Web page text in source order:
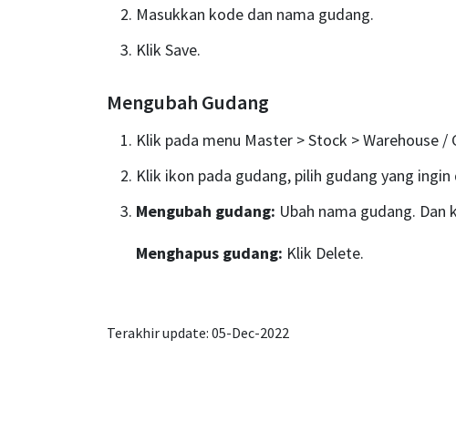
Masukkan kode dan nama gudang.
Klik Save.
Mengubah Gudang
Klik pada menu Master > Stock > Warehouse /
Klik ikon pada gudang, pilih gudang yang ingin
Mengubah gudang: Ubah nama gudang. Dan
Menghapus gudang: Klik Delete.
Terakhir update: 05-Dec-2022